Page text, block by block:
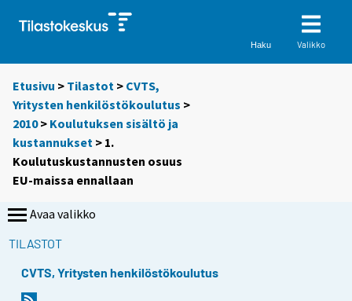
Haku Valikko
Etusivu > Tilastot > CVTS,
Yritysten henkilöstökoulutus >
2010> Koulutuksen sisältö ja
kustannukset > 1.
Koulutuskustannusten osuus
EU-maissa ennallaan
Avaa valikko
TILASTOT
CVTS, Yritysten henkilöstökoulutus